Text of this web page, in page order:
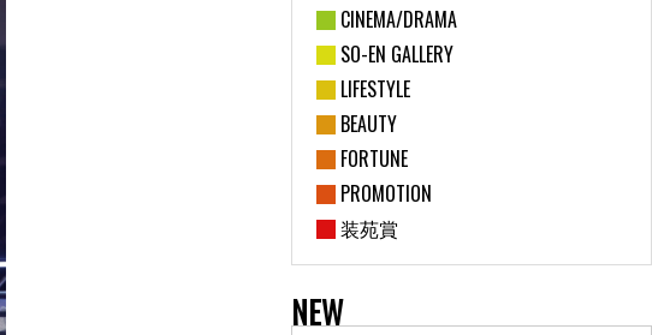
CINEMA/DRAMA
SO-EN GALLERY
LIFESTYLE
BEAUTY
FORTUNE
PROMOTION
装苑賞
NEW